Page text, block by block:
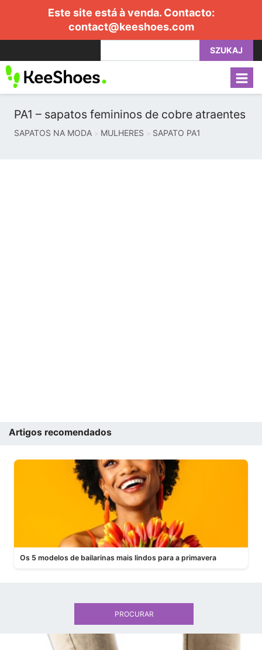
Este site está à venda. Contacto:
contact@keeshoes.com
SZUKAJ
PA1 – sapatos femininos de cobre atraentes
SAPATOS NA MODA MULHERES SAPATO PA1
Artigos recomendados
Os 5 modelos de bailarinas mais lindos para a primavera
PROCURAR